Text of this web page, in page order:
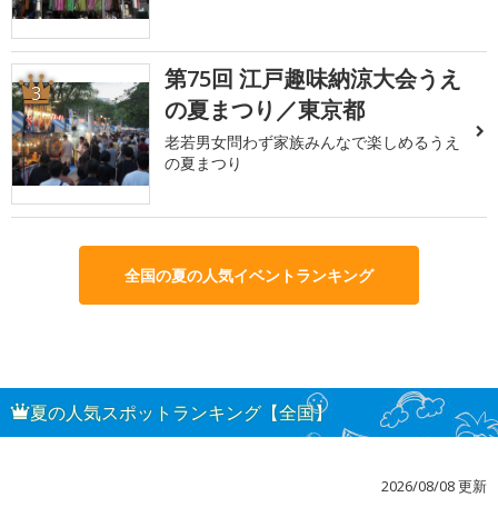
3
第75回 江戸趣味納涼大会うえ
の夏まつり／東京都
老若男女問わず家族みんなで楽しめるうえ
の夏まつり
全国の夏の人気イベントランキング
夏の人気スポットランキング【全国】
2026/08/08 更新